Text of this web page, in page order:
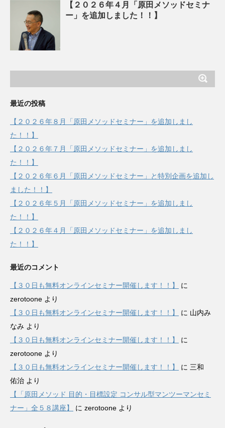
【２０２６年４月「原田メソッドセミナ
ー」を追加しました！！】
最近の投稿
【２０２６年８月「原田メソッドセミナー」を追加しまし
た！！】
【２０２６年７月「原田メソッドセミナー」を追加しまし
た！！】
【２０２６年６月「原田メソッドセミナー」と特別企画を追加し
ました！！】
【２０２６年５月「原田メソッドセミナー」を追加しまし
た！！】
【２０２６年４月「原田メソッドセミナー」を追加しまし
た！！】
最近のコメント
【３０日も無料オンラインセミナー開催します！！】
に
zerotoone より
【３０日も無料オンラインセミナー開催します！！】
に 山内み
なみ より
【３０日も無料オンラインセミナー開催します！！】
に
zerotoone より
【３０日も無料オンラインセミナー開催します！！】
に 三和
佑治 より
【「原田メソッド 目的・目標設定 コンサル型マンツーマンセミ
ナー」全５８講座】
に zerotoone より